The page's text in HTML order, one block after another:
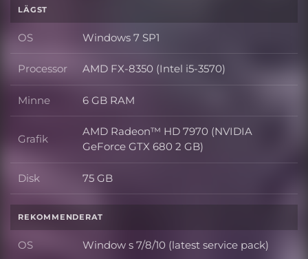
LÄGST
OS OS
Windows 7 SP1
Processor Processor
AMD FX-8350 (Intel i5-3570)
Minne Minne
6 GB RAM
Grafik Grafik
AMD Radeon™ HD 7970 (NVIDIA
GeForce GTX 680 2 GB)
Disk Disk
75 GB
REKOMMENDERAT
OS OS
Window s 7/8/10 (latest service pack)